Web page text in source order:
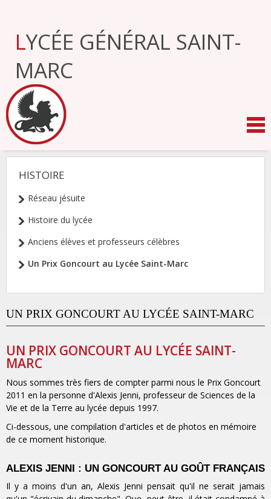
navigation
LYCÉE GÉNÉRAL SAINT-
MARC
NAVIGATION
HISTOIRE
Réseau jésuite
Histoire du lycée
Anciens élèves et professeurs célèbres
Un Prix Goncourt au Lycée Saint-Marc
UN PRIX GONCOURT AU LYCÉE SAINT-MARC
UN PRIX GONCOURT AU LYCÉE SAINT-
MARC
Nous sommes très fiers de compter parmi nous le Prix Goncourt
2011 en la personne d'Alexis Jenni, professeur de Sciences de la
Vie et de la Terre au lycée depuis 1997.
Ci-dessous, une compilation d'articles et de photos en mémoire
de ce moment historique.
ALEXIS JENNI : UN GONCOURT AU GOÛT FRANÇAIS
Il y a moins d'un an, Alexis Jenni pensait qu'il ne serait jamais